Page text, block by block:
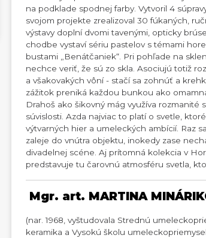
na podklade spodnej farby. Vytvoril 4
svojom projekte zrealizoval 30 fúkaných,
výstavy doplní dvomi tavenými, opticky
chodbe vystaví sériu pastelov s témami
bustami „Benátčaniek“. Pri pohľade na
nechce veriť, že sú zo skla. Asociujú totiž
a všakovakých vôní - stačí sa zohnúť a
zážitok preniká každou bunkou ako
Drahoš ako šikovný mág využíva rozmanité
súvislosti. Azda najviac to platí o svetle,
výtvarných hier a umeleckých ambícií. Raz
zaleje do vnútra objektu, inokedy zase
divadelnej scéne. Aj prítomná kolekcia v
predstavuje tu čarovnú atmosféru svetla,
Mgr. art. MARTINA
(nar. 1968, vyštudovala Strednú
keramika a Vysokú školu